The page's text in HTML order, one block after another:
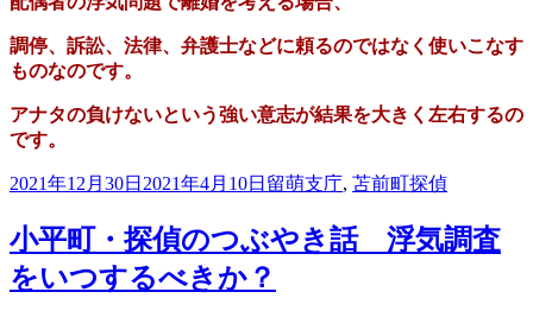
調停、訴訟、法律、弁護士などに頼るのではなく 使いこなす
ものなのです。
アナタの負けないという強い意志が結果を大きく左右するの
です。
投
日:
2021年12月30日 2021年4月10日 カ
ゴ
リ
ー
留萌支庁, 苫前町タ
探偵
小平町・探偵のつぶやき話 浮気調査
をいつするべきか？